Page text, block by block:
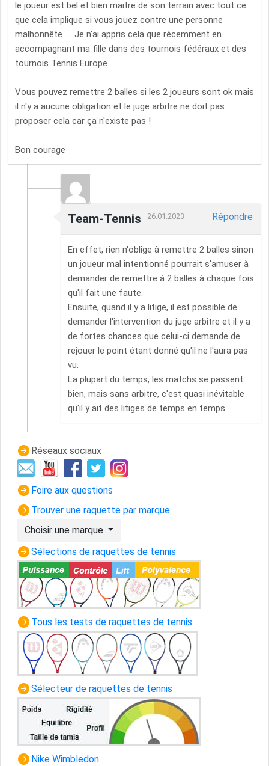
le joueur est bel et bien maitre de son terrain avec tout ce
que cela implique si vous jouez contre une personne
malhonnête .... Je n'ai appris cela que récemment en
accompagnant ma fille dans des tournois fédéraux et des
tournois Tennis Europe.
Vous pouvez remettre 2 balles si les 2 joueurs sont ok mais
il n'y a aucune obligation et le juge arbitre ne doit pas
proposer cela car ça n'existe pas !
Bon courage
Team-Tennis 26.01.2023 Répondre
En effet, rien n'oblige à remettre 2 balles sinon
un joueur mal intentionné pourrait s'amuser à
demander de remettre à 2 balles à chaque fois
qu'il fait une faute.
Ensuite, quand il y a litige, il est possible de
demander l'intervention du juge arbitre et il y a
de fortes chances que celui-ci demande de
rejouer le point étant donné qu'il ne l'aura pas
vu.
La plupart du temps, les matchs se passent
bien, mais sans arbitre, c'est quasi inévitable
qu'il y ait des litiges de temps en temps.
Réseaux sociaux
Foire aux questions
Trouver une raquette par marque
Choisir une marque
Sélections de raquettes de tennis
Tous les tests de raquettes de tennis
Sélecteur de raquettes de tennis
Nike Wimbledon